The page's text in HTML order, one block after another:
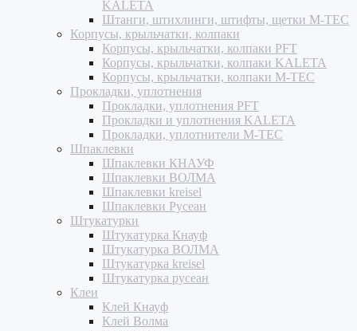
KALETA
Штанги, штихлинги, штифты, щетки M-TEC
Корпусы, крыльчатки, колпаки
Корпусы, крыльчатки, колпаки PFT
Корпусы, крыльчатки, колпаки KALETA
Корпусы, крыльчатки, колпаки M-TEC
Прокладки, уплотнения
Прокладки, уплотнения PFT
Прокладки и уплотнения KALETA
Прокладки, уплотнители M-TEC
Шпаклевки
Шпаклевки КНАУФ
Шпаклевки ВОЛМА
Шпаклевки kreisel
Шпаклевки Русеан
Штукатурки
Штукатурка Кнауф
Штукатурка ВОЛМА
Штукатурка kreisel
Штукатурка русеан
Клеи
Клей Кнауф
Клей Волма